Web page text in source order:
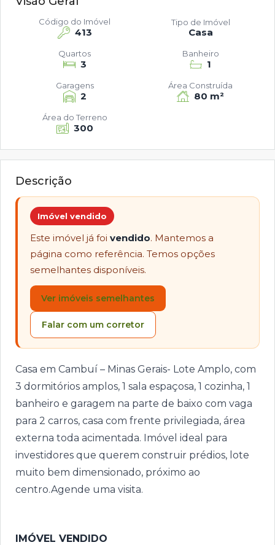
413
Código do Imóvel
Casa
Tipo de Imóvel
3
Quartos
1
Banheiro
2
Garagens
80 m²
Área Construída
300
Área do Terreno
Descrição
Imóvel vendido
Este imóvel já foi vendido. Mantemos a
página como referência. Temos opções
semelhantes disponíveis.
Ver imóveis semelhantes
Falar com um corretor
Casa em Cambuí – Minas Gerais- Lote Amplo, com
3 dormitórios amplos, 1 sala espaçosa, 1 cozinha, 1
banheiro e garagem na parte de baixo com vaga
para 2 carros, casa com frente privilegiada, área
externa toda acimentada. Imóvel ideal para
investidores que querem construir prédios, lote
muito bem dimensionado, próximo ao
centro.Agende uma visita.
IMÓVEL VENDIDO